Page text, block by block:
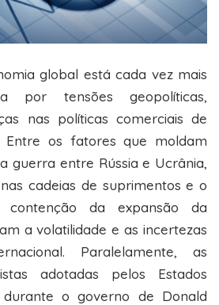
global está cada vez mais
por tensões geopolíticas,
nas políticas comerciais de
Entre os fatores que moldam
guerra entre Rússia e Ucrânia,
cadeias de suprimentos e o
contenção da expansão da
a volatilidade e as incertezas
Paralelamente, as
adotadas pelos Estados
durante o governo de Donald